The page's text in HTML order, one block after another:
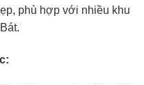
phù hợp với nhiều khu
: